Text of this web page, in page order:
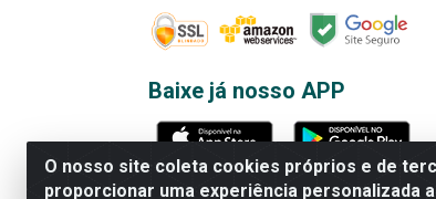
O nosso site coleta cookies próprios e de
proporcionar uma experiência personalizada
Baixe já nosso APP